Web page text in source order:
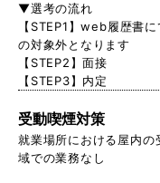
▼選考の流れ
【STEP1】web履歴書
の対象外となります
【STEP2】面接
【STEP3】内定
受動喫煙対策
就業場所における屋内
域での業務なし